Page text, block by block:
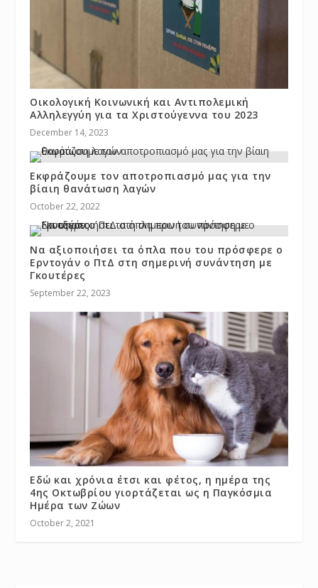
Οικολογική Κοινωνική και Αντιπολεμική
Αλληλεγγύη για τα Χριστούγεννα του 2023
December 14, 2023
Εκφράζουμε τον αποτροπιασμό μας για την
βίαιη θανάτωση λαγών
October 22, 2022
Να αξιοποιήσει τα όπλα που του πρόσφερε ο
Ερντογάν ο ΠτΔ στη σημερινή συνάντηση με
Γκουτέρες
September 22, 2023
Εδώ και χρόνια έτσι και φέτος, η ημέρα της
4ης Οκτωβρίου γιορτάζεται ως η Παγκόσμια
Ημέρα των Ζώων
October 2, 2021